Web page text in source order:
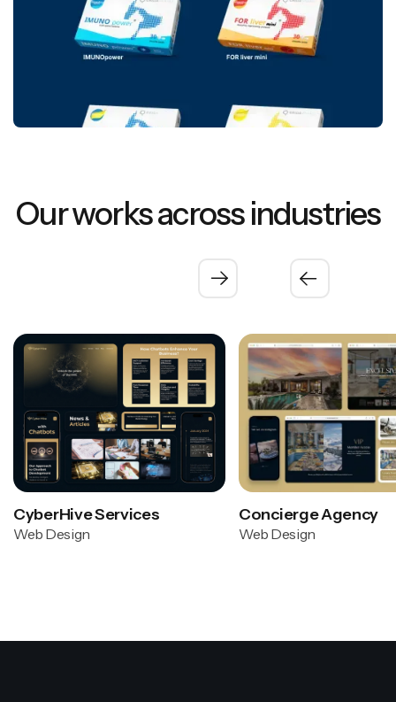
Our works across industries
CyberHive Services
Web Design
Concierge Agency
Web Design